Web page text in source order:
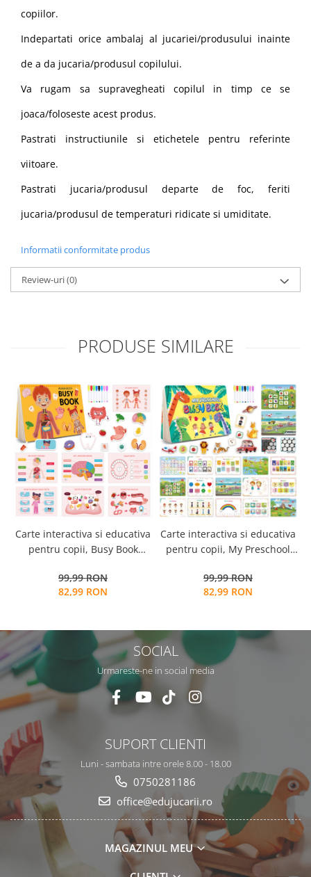
copiilor.
Indepartati orice ambalaj al jucariei/produsului inainte
de a da jucaria/produsul copilului.
Va rugam sa supravegheati copilul in timp ce se
joaca/foloseste acest produs.
Pastrati instructiunile si etichetele pentru referinte
viitoare.
Pastrati jucaria/produsul departe de foc, feriti
jucaria/produsul de temperaturi ridicate si umiditate.
Informatii conformitate produs
Review-uri(0)
PRODUSE SIMILARE
Carte interactiva si educativa
pentru copii, Busy Book
activitati multiple, stickere
repozitionabile, Limba
99,99 RON
82,99 RON
Carte interactiva si educativa
pentru copii, My Preschool
activitati multiple, stickere
repozitionabile, Limba
99,99 RON
82,99 RON
SOCIAL
Urmareste-ne in social media
SUPORT CLIENTI
Luni - sambata intre orele 8.00 - 18.00
0750281186
office@edujucarii.ro
MAGAZINUL MEU